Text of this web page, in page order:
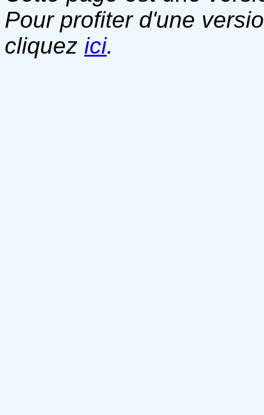
Pour profiter d'une
cliquez ici.